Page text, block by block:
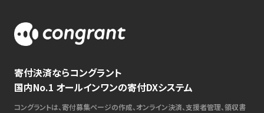
寄付決済ならコングラント
国内No.1 オールインワンの寄付DXシステム
コングラントは、寄付募集ページの作成、オンライン決済、支援者管理、領収書